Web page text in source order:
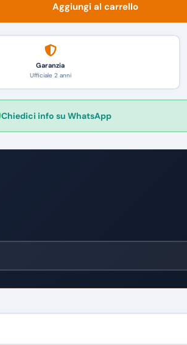
Aggiungi al carrello
Garanzia
Ufficiale 2 anni
Chiedici info su WhatsApp